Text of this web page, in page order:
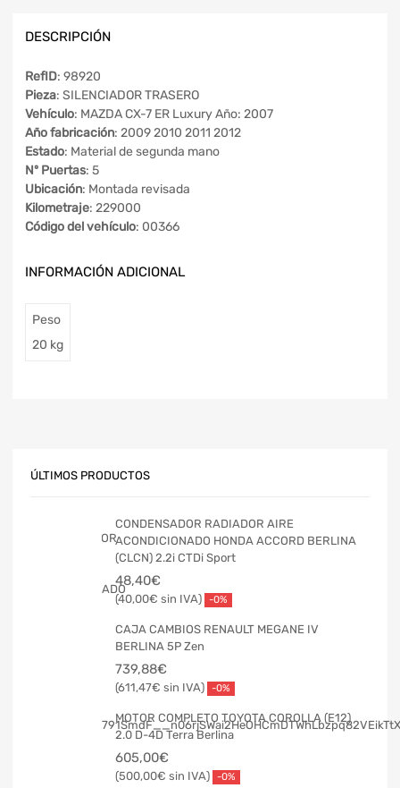
DESCRIPCIÓN
RefID: 98920
Pieza: SILENCIADOR TRASERO
Vehículo: MAZDA CX-7 ER Luxury Año: 2007
Año fabricación: 2009 2010 2011 2012
Estado: Material de segunda mano
Nº Puertas: 5
Ubicación: Montada revisada
Kilometraje: 229000
Código del vehículo: 00366
INFORMACIÓN ADICIONAL
Peso
20 kg
ÚLTIMOS PRODUCTOS
CONDENSADOR RADIADOR AIRE
ACONDICIONADO HONDA ACCORD BERLINA
(CLCN) 2.2i CTDi Sport
48,40€
40,00€ -0%
CAJA CAMBIOS RENAULT MEGANE IV
BERLINA 5P Zen
739,88€
611,47€ -0%
MOTOR COMPLETO TOYOTA COROLLA (E12)
2.0 D-4D Terra Berlina
605,00€
500,00€ -0%